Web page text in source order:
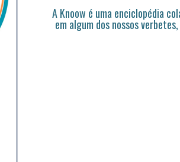
A Knoow é uma enciclopédia
em algum dos nossos